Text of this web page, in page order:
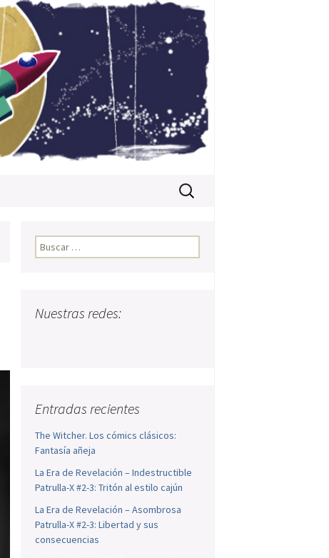
Buscar:
Buscar:
Nuestras redes:
Entradas recientes
The Witcher. Los cómics clásicos:
Fantasía añeja
La Era de Revelación – Indestructible
Patrulla-X #2-3: Tritón al estilo cajún
La Era de Revelación – Asombrosa
Patrulla-X #2-3: Libertad y sus
consecuencias